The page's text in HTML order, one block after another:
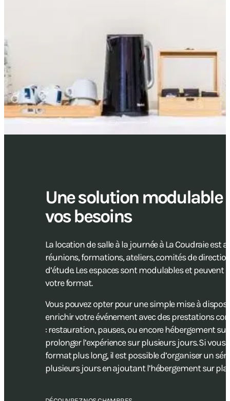
Une solution modulable
vos besoins
La location de salle à la journée à La Coudraie est
réunions, formations, ateliers, comités de
d’étude. Les espaces sont modulables et peuvent
votre format.
Vous pouvez opter pour une simple mise à
enrichir votre événement avec des prestations
: restauration, pauses, ou encore hébergement
prolonger l’expérience sur plusieurs jours. Si vous
format plus long, il est possible d’organiser un
plusieurs jours en ajoutant l’hébergement sur